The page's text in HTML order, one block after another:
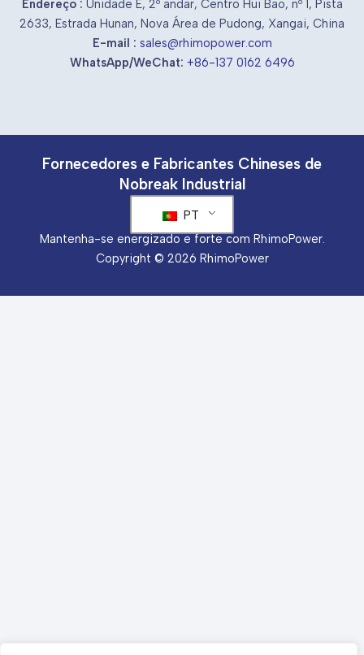
Endereço : Unidade E, 2º andar, Centro Hui Bao, nº 1, Pista
2633, Estrada Hunan, Nova Área de Pudong, Xangai, China
E-mail : sales@rhimopower.com
WhatsApp/WeChat: +86-137 0162 6496
Fornecedores e Fabricantes Chineses de
Nobreak Industrial
PT
Mantenha-se energizado e forte com RhimoPower.
Copyright © 2026 RhimoPower